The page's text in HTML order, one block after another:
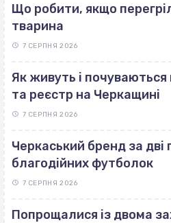
Що робити, якщо
тварина
7 СЕРПНЯ 2026
Як живуть і почуваються
та реєстр на Черкащині
7 СЕРПНЯ 2026
Черкаський бренд за дві
благодійних футболок
7 СЕРПНЯ 2026
Попрощалися із двома